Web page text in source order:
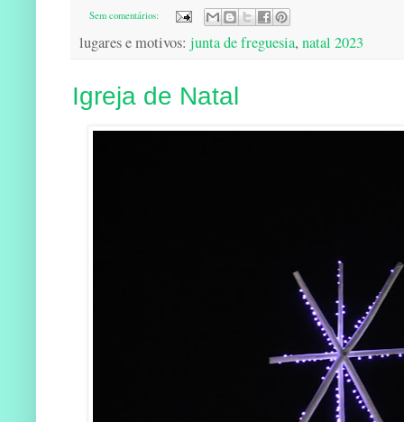
Sem comentários:
lugares e motivos: junta de freguesia, natal 2023
Igreja de Natal